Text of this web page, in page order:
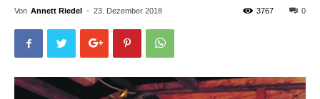
Von Annett Riedel - 23. Dezember 2018 0
3767